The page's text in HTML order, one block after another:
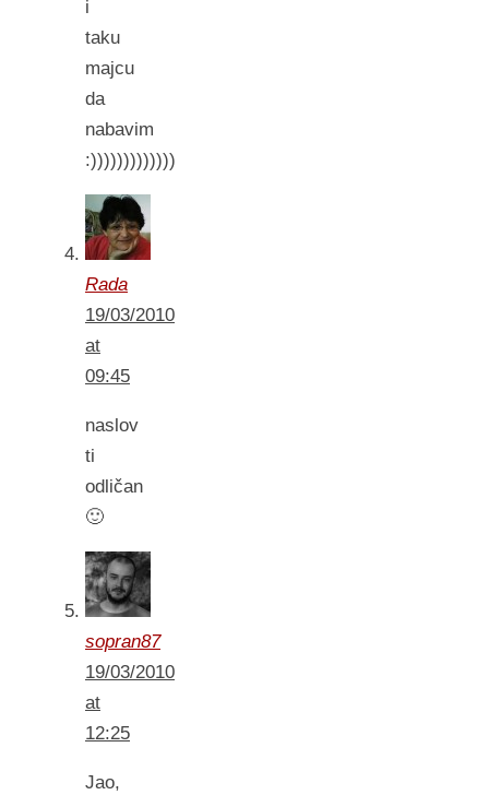
i
taku
majcu
da
nabavim
:)))))))))))))
Rada
19/03/2010
at
09:45
naslov
ti
odličan
🙂
sopran87
19/03/2010
at
12:25
Jao,